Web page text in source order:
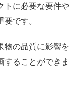
トに必要な要件や
です。
物の品質に影響を
することができま